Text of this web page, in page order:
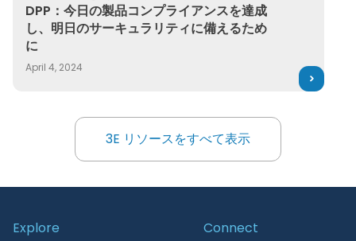
DPP：今日の製品コンプライアンスを達成
し、明日のサーキュラリティに備えるため
に
April 4, 2024
3E リソースをすべて表示
3E リソースをすべて表示
Explore
Connect